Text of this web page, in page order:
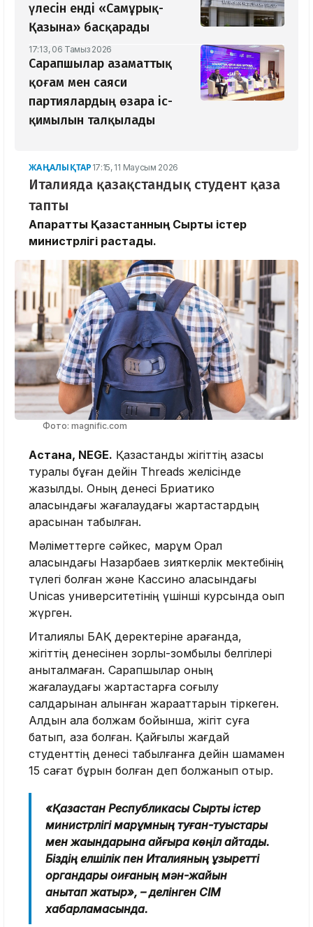
үлесін енді «Самұрық-
Қазына» басқарады
17:13, 06 Тамыз 2026
Сарапшылар азаматтық
қоғам мен саяси
партиялардың өзара іс-
қимылын талқылады
ЖАҢАЛЫҚТАР 17:15, 11 Маусым 2026
Италияда қазақстандық студент қаза
тапты
Ақпаратты Қазақстанның Сыртқы істер
министрлігі растады.
Фото: magnific.com
Астана, NEGE. Қазақстандық жігіттің қазасы
туралы бұған дейін Threads желісінде
жазылды. Оның денесі Бриатико
қаласындағы жағалаудағы жартастардың
арасынан табылған.
Мәліметтерге сәйкес, марқұм Орал
қаласындағы Назарбаев зияткерлік мектебінің
түлегі болған және Кассино қаласындағы
Unicas университетінің үшінші курсында оқып
жүрген.
Италиялық БАҚ деректеріне қарағанда,
жігіттің денесінен зорлық-зомбылық белгілері
анықталмаған. Сарапшылар оның
жағалаудағы жартастарға соғылу
салдарынан алынған жарақаттарын тіркеген.
Алдын ала болжам бойынша, жігіт суға
батып, қаза болған. Қайғылы жағдай
студенттің денесі табылғанға дейін шамамен
15 сағат бұрын болған деп болжанып отыр.
«Қазақстан Республикасы Сыртқы істер
министрлігі марқұмның туған-туыстары
мен жақындарына қайғыра көңіл айтады.
Біздің елшілік пен Италияның құзыретті
органдары оқиғаның мән-жайын
анықтап жатыр», – делінген СІМ
хабарламасында.